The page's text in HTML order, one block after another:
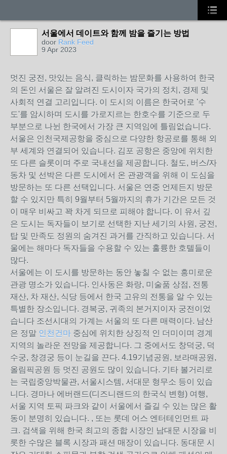
서울에서 데이트와 함께 밤을 즐기는 방법
door Rank Feed
9 Apr 2023
멋진 궁전, 맛있는 음식, 클릭하는 밤문화를 사용하여 한국
의 돈인 서울은 잘 알려진 도시이자 국가의 정치, 경제 및
사회적 연결 고리입니다. 이 도시의 이름은 한국어로 '수
도'를 암시하며 도시를 가로지르는 한호수를 기준으로 두
부분으로 나뉜 한국에서 가장 큰 지역임에 틀림없습니다.
서울은 인천국제공항을 중심으로 다양한 항공로를 통해 외
부 세계와 연결되어 있습니다. 김포 공항은 중앙에 위치한
또 다른 슬롯이며 주로 국내선을 제공합니다. 철도, 버스/자
동차 및 선박은 다른 도시에서 온 관광객을 위해 이 도심을
방문하는 또 다른 선택입니다. 서울은 연중 언제든지 방문
할 수 있지만 특히 9월부터 5월까지의 휴가 기간은 모든 것
이 매우 비싸고 꽉 차게 되므로 피해야 합니다. 이 유서 깊
은 도시는 독자들이 보기로 선택한 지난 세기의 사원, 궁전,
탑 및 만족도 정원의 숨겨진 과거를 간직하고 있습니다. 서
울에는 해마다 독자들을 수용할 수 있는 훌륭한 호텔들이
많다.
서울에는 이 도시를 방문하는 동안 놓칠 수 없는 흥미로운
관광 명소가 있습니다. 인사동은 화랑, 미술품 상점, 전통
재산, 차 재산, 식당 등에서 한국 고유의 전통을 알 수 있는
특별한 장소입니다. 경복궁, 귀족의 본거지이자 궁전이었
습니다 조선시대의 가계는 서울의 또 다른 매력이다. 남산
은 정말 인천건마 중심에 위치한 상징적 인 더미이며 경계
지역의 놀라운 전망을 제공합니다. 그 중에서도 창덕궁, 덕
수궁, 창경궁 등이 눈길을 끈다. 4.19기념공원, 보라매공원,
올림픽공원 등 멋진 공원도 많이 있습니다. 기타 볼거리로
는 국립중앙박물관, 서울시스템, 서대문 형무소 등이 있습
니다. 경마나 에버랜드(디즈니랜드의 한국식 변형) 여행,
서울 지역 토픽 파크와 같이 서울에서 즐길 수 있는 많은 활
동이 분명히 있습니다. , 또는 롯데 어스 엔터테인먼트 파
크. 검색을 위해 한국 최고의 종합 시장인 남대문 시장을 비
롯한 수많은 블록 시장과 패션 매장이 있습니다. 동대문 시